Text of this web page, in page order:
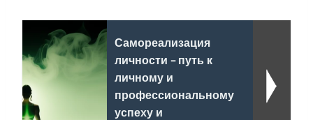
Самореализация
личности - путь к
личному и
профессиональному
успеху и